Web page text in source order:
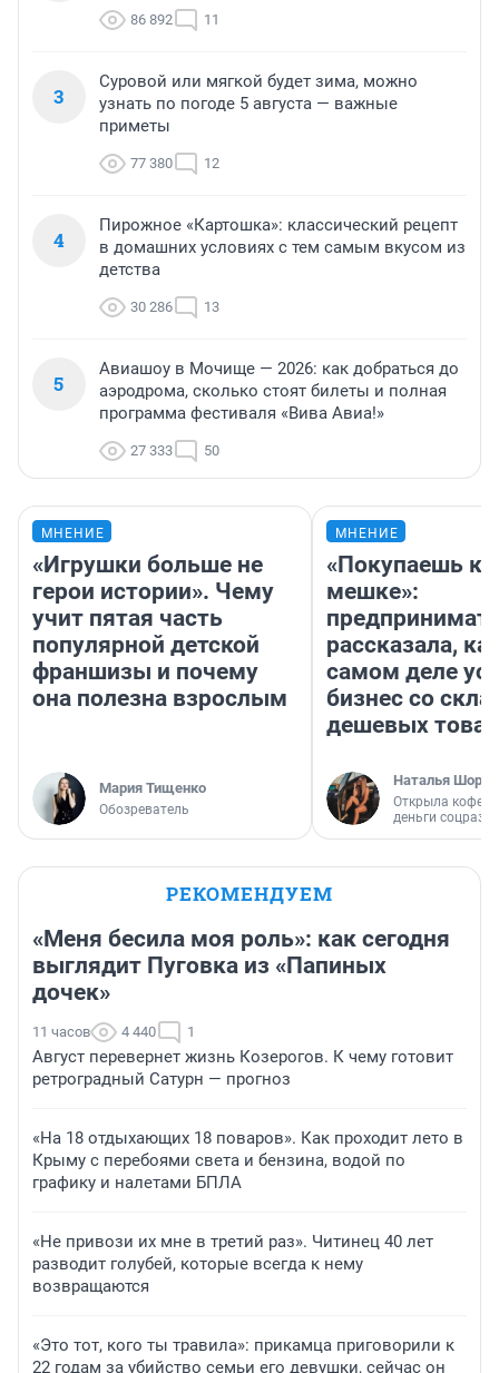
86 892 11
3
Суровой или мягкой будет зима, можно
узнать по погоде 5 августа — важные
приметы
77 380 12
4
Пирожное «Картошка»: классический рецепт
в домашних условиях с тем самым вкусом из
детства
30 286 13
5
Авиашоу в Мочище — 2026: как добраться до
аэродрома, сколько стоят билеты и полная
программа фестиваля «Вива Авиа!»
27 333 50
МНЕНИЕ
«Игрушки больше не
герои истории». Чему
учит пятая часть
популярной детской
франшизы и почему
она полезна взрослым
Мария Тищенко
Обозреватель
МНЕНИЕ
«Покупаешь
мешке»:
рассказала,
самом деле
бизнес со
дешевых
Наталья
Открыла
деньги
РЕКОМЕНДУЕМ
«Меня бесила моя роль»: как сегодня
выглядит Пуговка из «Папиных
дочек»
11 часов 4 440 1
Август перевернет жизнь Козерогов. К чему готовит
ретроградный Сатурн — прогноз
«На 18 отдыхающих 18 поваров». Как проходит лето в
Крыму с перебоями света и бензина, водой по
графику и налетами БПЛА
«Не привози их мне в третий раз». Читинец 40 лет
разводит голубей, которые всегда к нему
возвращаются
«Это тот, кого ты травила»: прикамца приговорили к
22 годам за убийство семьи его девушки, сейчас он